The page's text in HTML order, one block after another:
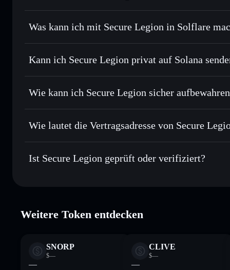
Secure Legion verifizierter Token
Was kann ich mit Secure Legion in Solflare
Secure Legion
Solflare-Wallet
Sofort tauschen– handle SECURE gegen SOL, USDC
Durchschnittskosteneffekt nutzen– Schritt für Schritt
Privat senden– übertrage SECURE, ohne Wallets
Privacy Aggregators
kontrollierst
Kann ich Secure Legion privat auf Solana
Solflare-Wallet Privacy
Wie kann ich Secure Legion sicher
Secure Legion
Privacy
Wie lautet die Vertragsadresse von Secure
Secure Legion
Ist Secure Legion geprüft oder verifiziert?
Weitere Token entdecken
SNORP
$—
—
CLIVE
$—
—